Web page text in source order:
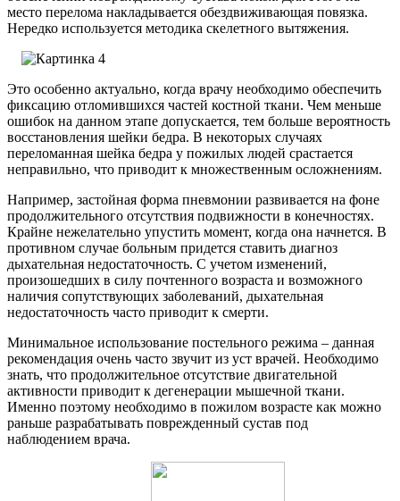
место перелома накладывается обездвиживающая повязка.
Нередко используется методика скелетного вытяжения.
Это особенно актуально, когда врачу необходимо обеспечить
фиксацию отломившихся частей костной ткани. Чем меньше
ошибок на данном этапе допускается, тем больше вероятность
восстановления шейки бедра. В некоторых случаях
переломанная шейка бедра у пожилых людей срастается
неправильно, что приводит к множественным осложнениям.
Например, застойная форма пневмонии развивается на фоне
продолжительного отсутствия подвижности в конечностях.
Крайне нежелательно упустить момент, когда она начнется. В
противном случае больным придется ставить диагноз
дыхательная недостаточность. С учетом изменений,
произошедших в силу почтенного возраста и возможного
наличия сопутствующих заболеваний, дыхательная
недостаточность часто приводит к смерти.
Минимальное использование постельного режима – данная
рекомендация очень часто звучит из уст врачей. Необходимо
знать, что продолжительное отсутствие двигательной
активности приводит к дегенерации мышечной ткани.
Именно поэтому необходимо в пожилом возрасте как можно
раньше разрабатывать поврежденный сустав под
наблюдением врача.